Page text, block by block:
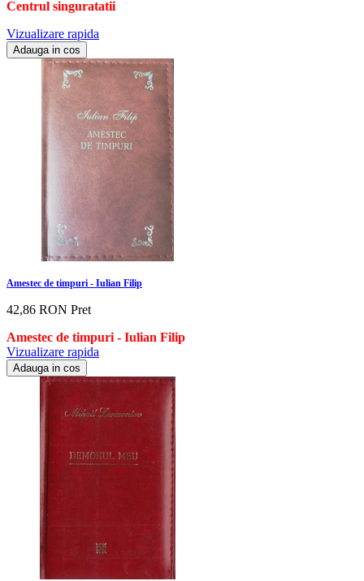
Centrul singuratatii
Vizualizare rapida
Adauga in cos
Amestec de timpuri - Iulian Filip
42,86 RON Pret
Amestec de timpuri - Iulian Filip
Vizualizare rapida
Adauga in cos